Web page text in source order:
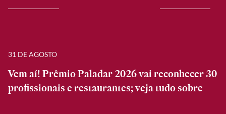
31 DE AGOSTO
Vem aí! Prêmio Paladar 2026 vai reconhecer 30
profissionais e restaurantes; veja tudo sobre